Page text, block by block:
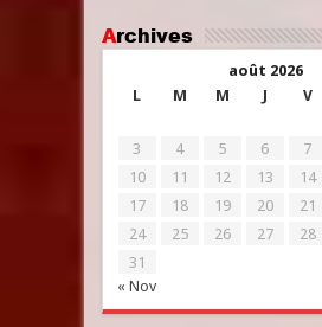
Archives
août 2026
L
M M J V
« Nov
3
4 5 6 7
10
11 12 13 14
17
18 19 20 21
24
25 26 27 28
31